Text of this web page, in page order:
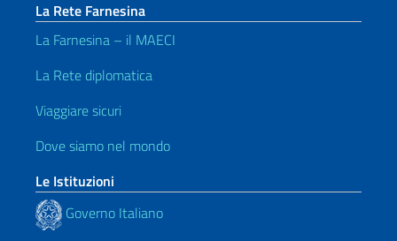
La Rete Farnesina
La Farnesina – il MAECI
La Rete diplomatica
Viaggiare sicuri
Dove siamo nel mondo
Le Istituzioni
Governo Italiano